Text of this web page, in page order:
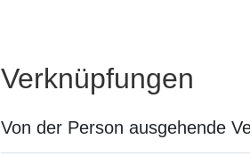
Verknüpfungen
Von der Person ausgehende